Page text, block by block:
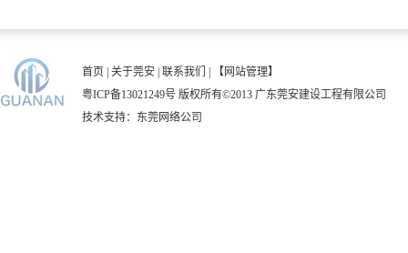
首页 关于莞安 联系我们
【网站管理】
粤ICP备13021249号 版权所有©2013 广东莞安建设工程有限公司
技术支持： 东莞网络公司